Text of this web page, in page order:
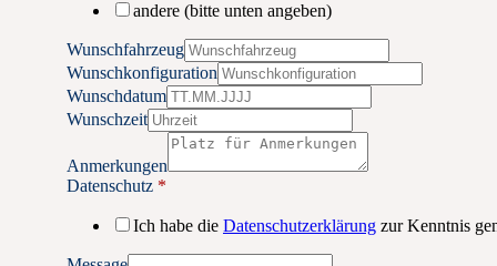
andere (bitte unten angeben)
Wunschfahrzeug
Wunschkonfiguration
Wunschdatum
Wunschzeit
Anmerkungen
Datenschutz *
Ich habe die Datenschutzerklärung zur Kenntnis